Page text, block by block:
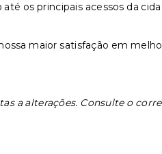
os principais acessos da
maior satisfação em
a alterações. Consulte o